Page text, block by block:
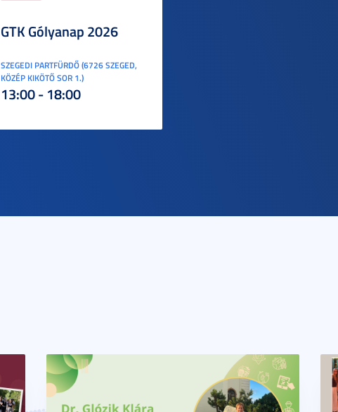
GTK Gólyanap 2026
SZEGEDI PARTFÜRDŐ (6726 SZEGED,
KÖZÉP KIKÖTŐ SOR 1.)
13:00 - 18:00